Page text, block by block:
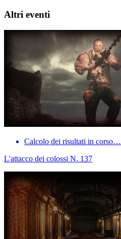
Altri eventi
Calcolo dei risultati in corso…
L'attacco dei colossi N. 137